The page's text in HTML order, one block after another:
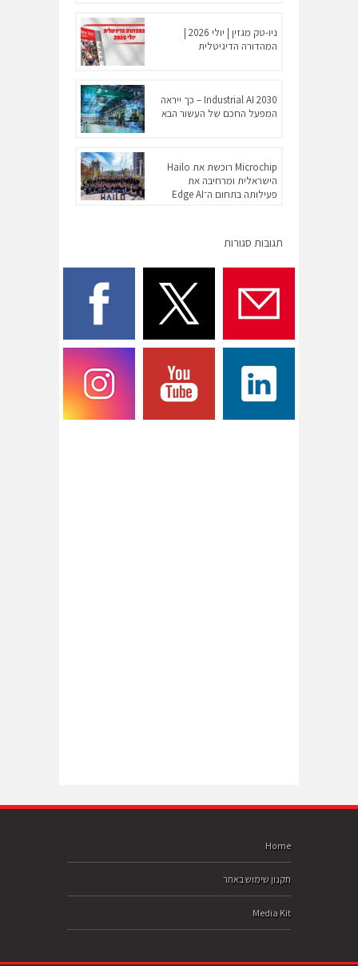
ניו-טק מגזין | יולי 2026 |
המהדורה הדיגיטלית
Industrial AI 2030 – כך ייראה
המפעל החכם של העשור הבא
Microchip רוכשת את Hailo
הישראלית ומרחיבה את
פעילותה בתחום ה־Edge AI
תגובות סגורות
Home
תקנון שימוש באתר
Media Kit